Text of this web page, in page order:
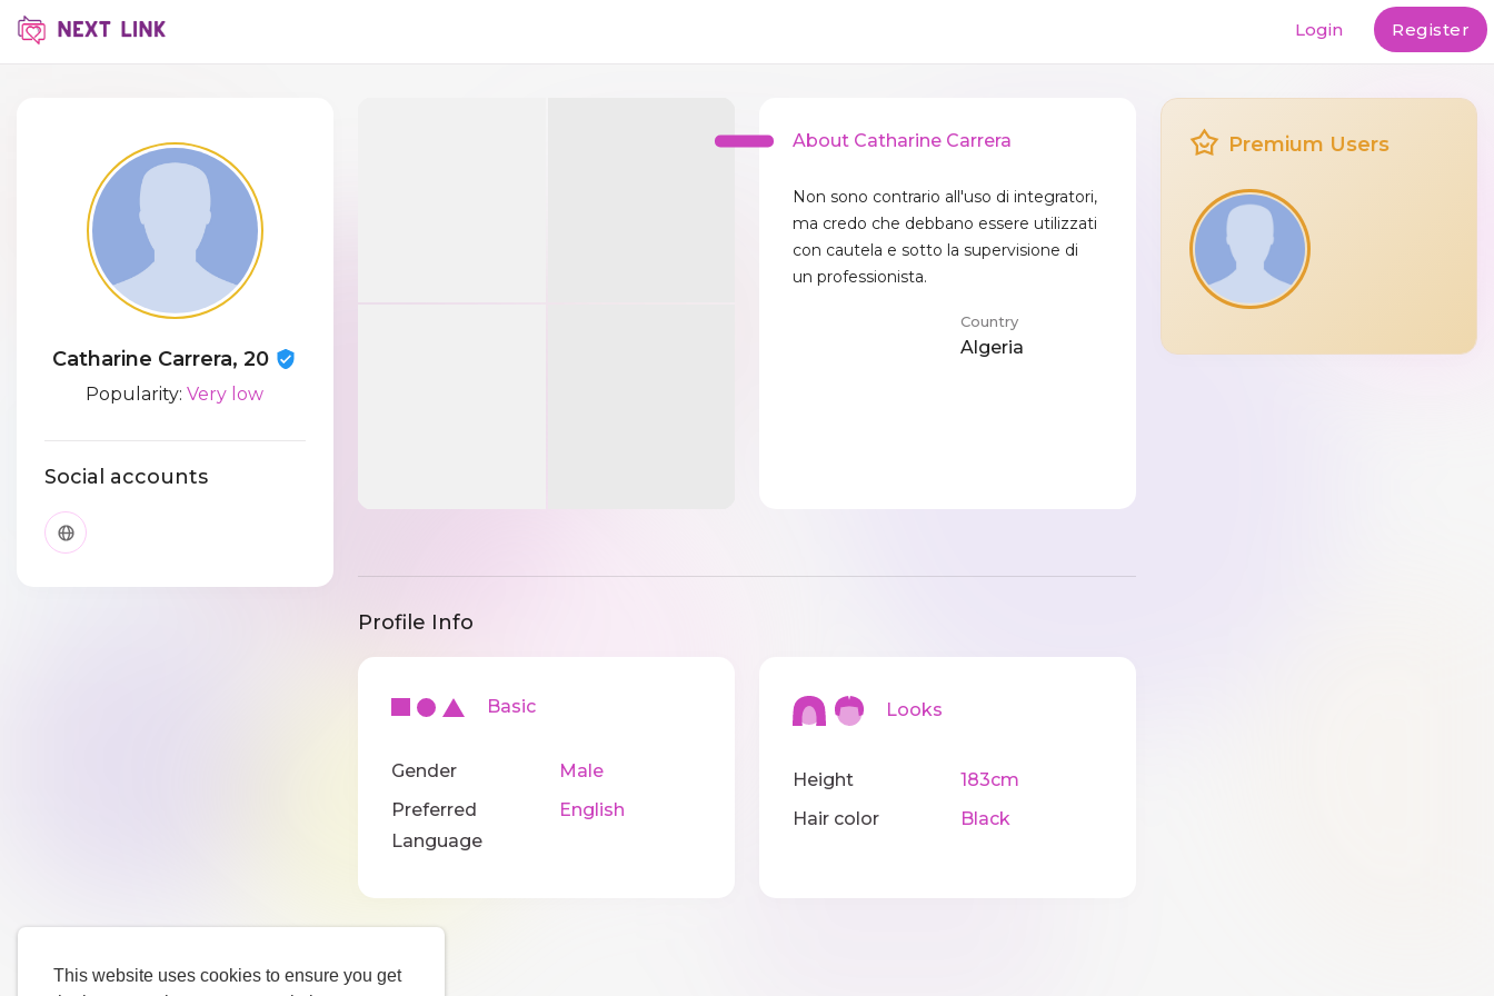
This website uses cookies to ensure you get
Login Register
Catharine Carrera, 20
Popularity:Very low
Social accounts
About Catharine Carrera
Non sono contrario all'uso di integratori,
ma credo che debbano essere utilizzati
con cautela e sotto la supervisione di
un professionista.
Country
Algeria
Profile Info
Basic
Gender
Male
Preferred
Language
English
Looks
Height
183cm
Hair color
Black
Premium Users